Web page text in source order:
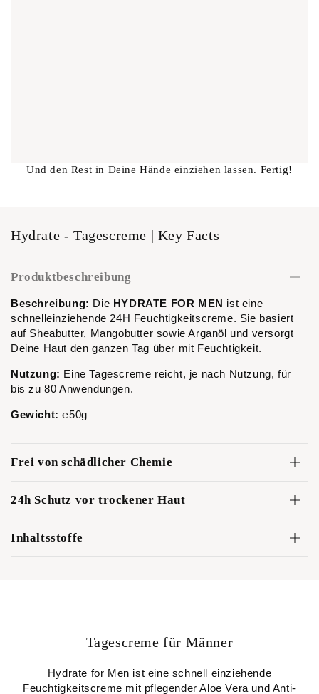
Und den Rest in Deine Hände einziehen lassen. Fertig!
Hydrate - Tagescreme | Key Facts
Produktbeschreibung
Beschreibung: Die HYDRATE FOR MEN ist eine
schnelleinziehende 24H Feuchtigkeitscreme. Sie basiert
auf Sheabutter, Mangobutter sowie Arganöl und versorgt
Deine Haut den ganzen Tag über mit Feuchtigkeit.
Nutzung: Eine Tagescreme reicht, je nach Nutzung, für
bis zu 80 Anwendungen.
Gewicht: ℮50g
Frei von schädlicher Chemie
24h Schutz vor trockener Haut
Inhaltsstoffe
Tagescreme für Männer
Hydrate for Men ist eine schnell einziehende
Feuchtigkeitscreme mit pflegender Aloe Vera und Anti-